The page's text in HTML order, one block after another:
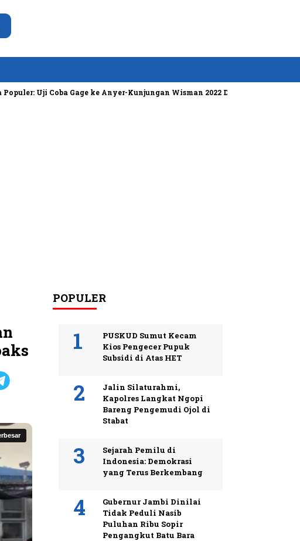
Coba Gage ke Anyer-Kunjungan Wisman 2022 Diprediksi Rendah
POPULER
PUSKUD Sumut Kecam
Kios Pengecer Pupuk
Subsidi di Atas HET
Jalin Silaturahmi,
Kapolres Langkat Ngopi
Bareng Pengemudi Ojol di
Stabat
Sejarah Pemilu di
Indonesia: Demokrasi
yang Terus Berkembang
Gubernur Jambi Dinilai
Tidak Peduli Nasib
Puluhan Ribu Sopir
Pengangkut Batu Bara